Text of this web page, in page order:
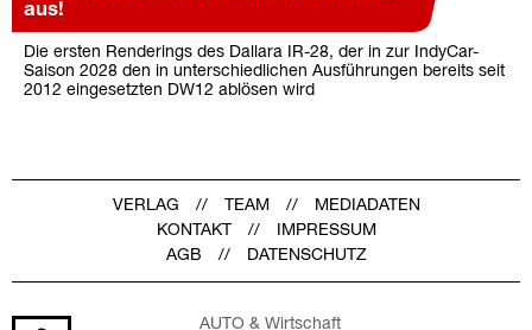
aus!
Die ersten Renderings des Dallara IR-28, der in zur IndyCar-
Saison 2028 den in unterschiedlichen Ausführungen bereits seit
2012 eingesetzten DW12 ablösen wird
VERLAG TEAM
MEDIADATEN
KONTAKT
IMPRESSUM
AGB
DATENSCHUTZ
AUTO & Wirtschaft